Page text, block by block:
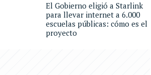
El Gobierno eligió a Starlink
para llevar internet a 6.000
escuelas públicas: cómo es el
proyecto